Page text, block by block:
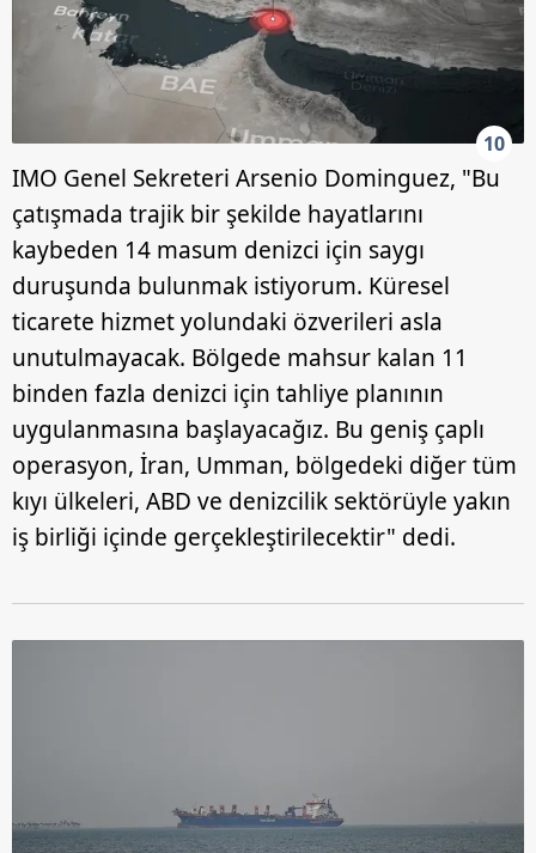
10
IMO Genel Sekreteri Arsenio Dominguez, "Bu
çatışmada trajik bir şekilde hayatlarını
kaybeden 14 masum denizci için saygı
duruşunda bulunmak istiyorum. Küresel
ticarete hizmet yolundaki özverileri asla
unutulmayacak. Bölgede mahsur kalan 11
binden fazla denizci için tahliye planının
uygulanmasına başlayacağız. Bu geniş çaplı
operasyon, İran, Umman, bölgedeki diğer tüm
kıyı ülkeleri, ABD ve denizcilik sektörüyle yakın
iş birliği içinde gerçekleştirilecektir" dedi.